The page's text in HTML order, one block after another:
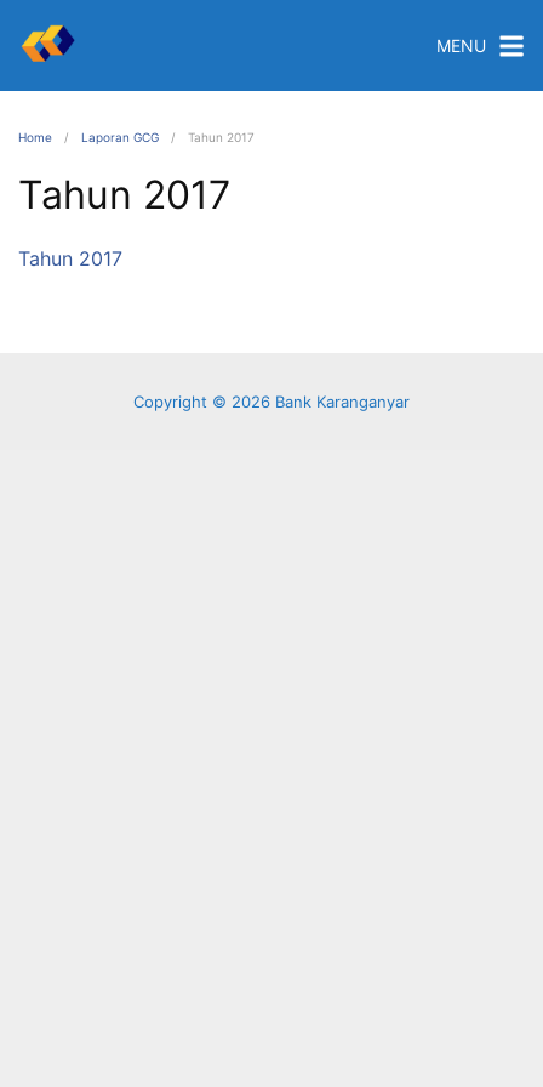
MENU
Home Laporan GCG Tahun 2017
Tahun 2017
Tahun 2017
Copyright © 2026 Bank Karanganyar